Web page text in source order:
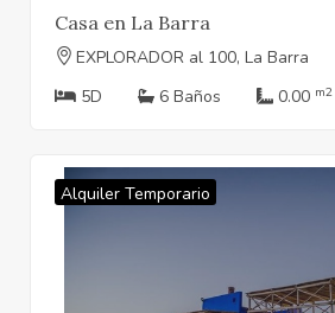
Casa en La Barra
EXPLORADOR al 100, La Barra
5D
6 Baños 0.00 m2
Alquiler Temporario